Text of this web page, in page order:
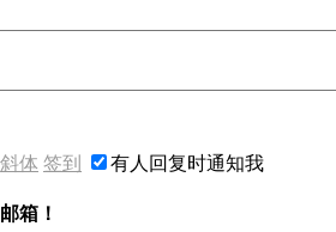
斜体 签到 有人回复时通知我
箱！